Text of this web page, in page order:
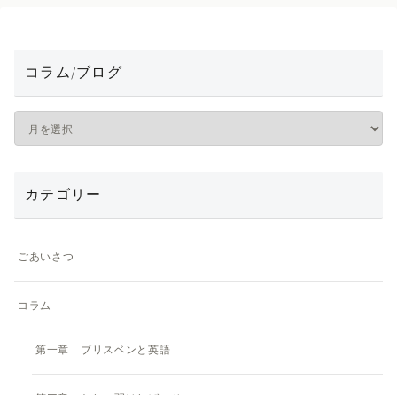
コラム/ブログ
カテゴリー
ごあいさつ
コラム
第一章 ブリスベンと英語